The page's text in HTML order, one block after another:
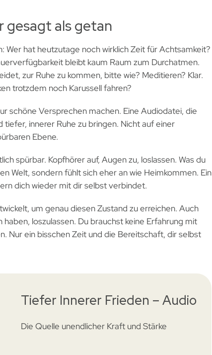
gesagt als getan
Wer hat heutzutage noch wirklich Zeit für Achtsamkeit?
bleibt kaum Raum zum Durchatmen.
zur Ruhe zu kommen, bitte wie? Meditieren? Klar.
trotzdem noch Karussell fahren?
schöne Versprechen machen. Eine Audiodatei, die
innerer Ruhe zu bringen. Nicht auf einer
Ebene.
spürbar. Kopfhörer auf, Augen zu, loslassen. Was du
Welt, sondern fühlt sich eher an wie Heimkommen. Ein
dich wieder mit dir selbst verbindet.
um genau diesen Zustand zu erreichen. Auch
loszulassen. Du brauchst keine Erfahrung mit
Nur ein bisschen Zeit und die Bereitschaft, dir selbst
Tiefer Innerer Frieden – Audio
Die Quelle unendlicher Kraft und Stärke